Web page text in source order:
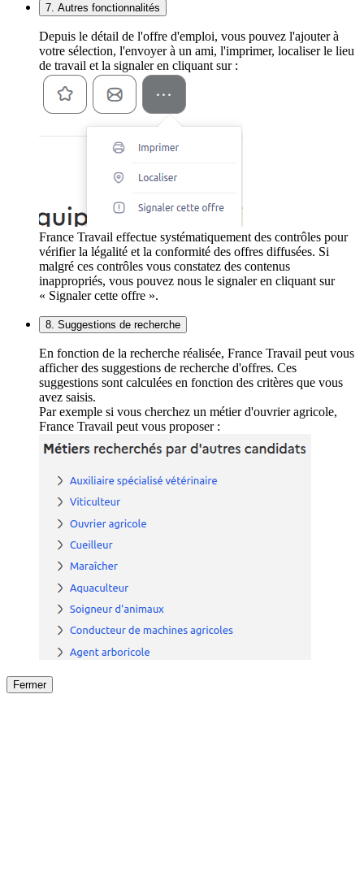
7. Autres fonctionnalités
Depuis le détail de l'offre d'emploi, vous pouvez l'ajouter à
votre sélection, l'envoyer à un ami, l'imprimer, localiser le lieu
de travail et la signaler en cliquant sur :
France Travail effectue systématiquement des contrôles pour
vérifier la légalité et la conformité des offres diffusées. Si
malgré ces contrôles vous constatez des contenus
inappropriés, vous pouvez nous le signaler en cliquant sur
« Signaler cette offre ».
8. Suggestions de recherche
En fonction de la recherche réalisée, France Travail peut vous
afficher des suggestions de recherche d'offres. Ces
suggestions sont calculées en fonction des critères que vous
avez saisis.
Par exemple si vous cherchez un métier d'ouvrier agricole,
France Travail peut vous proposer :
Fermer